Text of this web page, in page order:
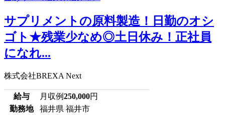
サプリメントの原料製造！日勤のオシ
ゴト★残業少なめ◎土日休み！正社員
になれ...
株式会社BREXA Next
給与 月収例250,000円
勤務地
福井県 福井市